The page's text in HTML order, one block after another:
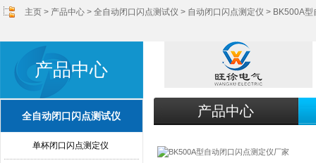
主页 > 产品中心 > 全自动闭口闪点测试仪 > 自动闭口闪点测定仪 > BK500A型
产品中心
全自动闭口闪点测试仪
单杯闭口闪点测定仪
产品中心